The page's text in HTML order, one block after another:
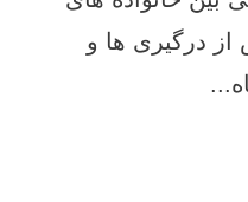
درگیری ها و